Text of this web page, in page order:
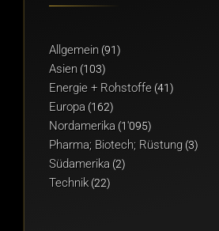
Allgemein (91)
Asien (103)
Energie + Rohstoffe (41)
Europa (162)
Nordamerika (1'095)
Pharma; Biotech; Rüstung (3)
Südamerika (2)
Technik(22)